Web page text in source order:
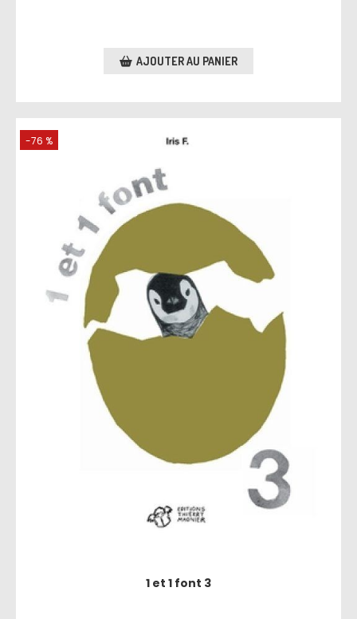
AJOUTER AU PANIER
-76 %
1 et 1 font 3